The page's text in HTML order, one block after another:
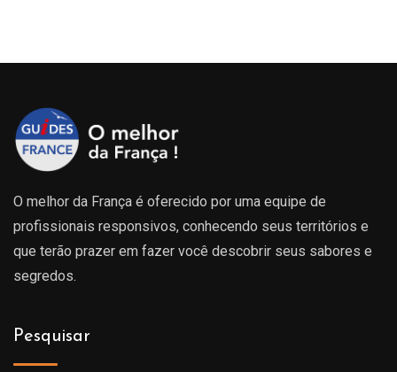
O melhor da França é oferecido por uma equipe de
profissionais responsivos, conhecendo seus territórios e
que terão prazer em fazer você descobrir seus sabores e
segredos.
Pesquisar